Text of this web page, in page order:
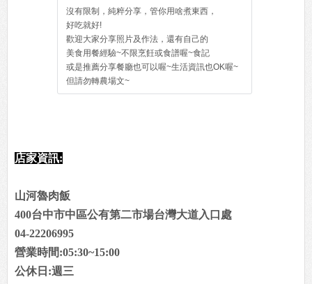
沒有限制，純粹分享，管你用啥煮東西，
好吃就好!
歡迎大家分享照片及作法，還有自己的
美食用餐經驗~不限烹飪或食譜喔~食記
或是推薦分享餐廳也可以喔~生活資訊也OK喔~
但請勿轉農場文~
店家資訊:
山河魯肉飯
400台中市中區公有第二市場台灣大道入口處
04-22206995
營業時間:05:30~15:00
公休日:週三